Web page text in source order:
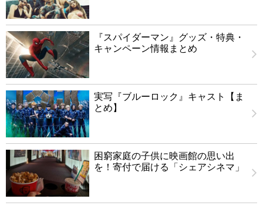
『スパイダーマン』グッズ・特典・
キャンペーン情報まとめ
実写『ブルーロック』キャスト【ま
とめ】
困窮家庭の子供に映画館の思い出
を！寄付で届ける「シェアシネマ」